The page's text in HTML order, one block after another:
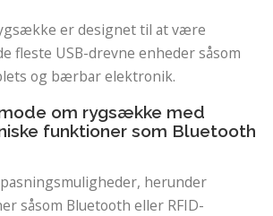
er designet til at være
fleste USB-drevne enheder såsom
og bærbar elektronik.
om rygsække med
funktioner som Bluetooth
herunder
såsom Bluetooth eller RFID-